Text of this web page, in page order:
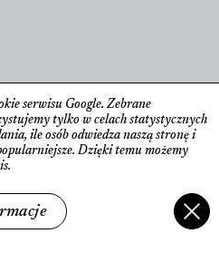
serwisu Google. Zebrane
tylko w celach statys­tycznych
ile osób odwiedza naszą stronę i
Dzięki temu możemy